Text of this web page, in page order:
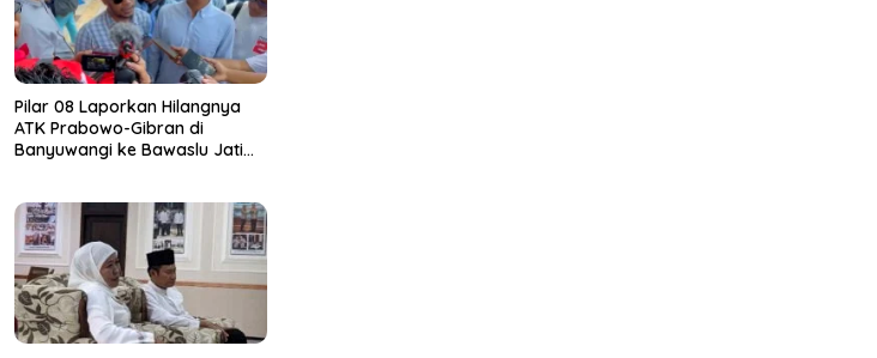
Pilar 08 Laporkan Hilangnya
ATK Prabowo-Gibran di
Banyuwangi ke Bawaslu Jatim